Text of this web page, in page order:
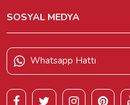
SOSYAL MEDYA
Whatsapp Hattı